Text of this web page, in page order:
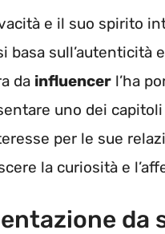
e il suo spirito
basa sull’autenticità
da influencer l’ha
uno dei
per le sue
la curiosità e
da